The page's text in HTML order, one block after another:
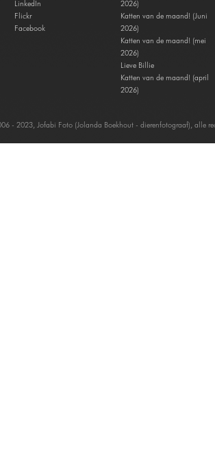
LinkedIn
Flickr
Facebook
2026)
Katten van de maand! (Juni
2026)
Katten van de maand! (mei
2026)
Lieve Billie
Katten van de maand! (april
2026)
- 2023, Jofabi Foto (Jolanda Boekhout - dierenfotograaf), alle